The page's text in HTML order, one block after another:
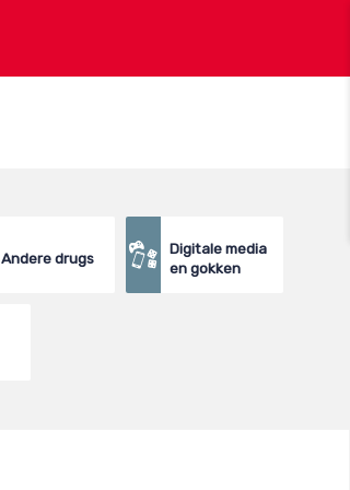
Andere drugs
Digitale media
en gokken